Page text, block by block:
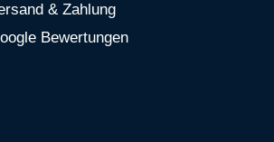
& Zahlung
Bewertungen